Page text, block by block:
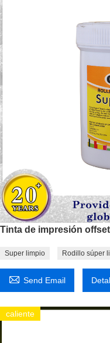
Tinta de impresión
Super limpio Rodillo súper
 Send Email
caliente